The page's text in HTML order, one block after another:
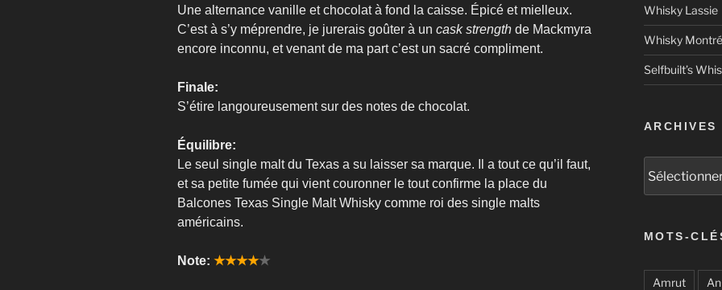
Une alternance vanille et chocolat à fond la caisse. Épicé et mielleux.
C’est à s’y méprendre, je jurerais goûter à un cask strength de Mackmyra
encore inconnu, et venant de ma part c’est un sacré compliment.
Finale:
S’étire langoureusement sur des notes de chocolat.
Équilibre:
Le seul single malt du Texas a su laisser sa marque. Il a tout ce qu’il faut,
et sa petite fumée qui vient couronner le tout confirme la place du
Balcones Texas Single Malt Whisky comme roi des single malts
américains.
Note: ★★★★★
Whisky Lassie
Whisky
Selfbuilt’s
ARCHIVES
MOTS-
Amrut